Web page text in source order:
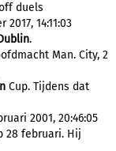
duels
14:11:03
.
Man. City, 2
Cup. Tijdens dat
2001, 20:46:05
28 februari. Hij